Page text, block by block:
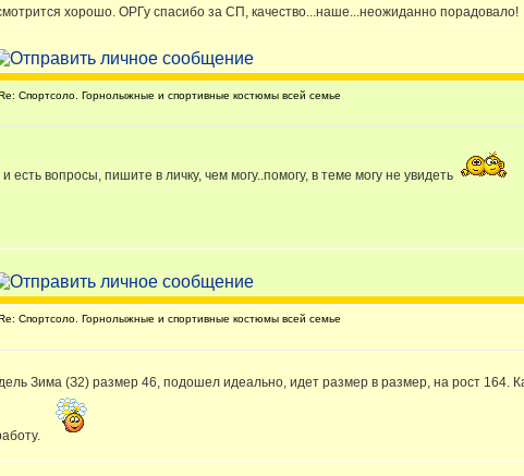
хорошо. ОРГу спасибо за СП, качество...наше...неожиданно порадовало!
Спортсоло. Горнолыжные и спортивные костюмы всей семье
вопросы, пишите в личку, чем могу..помогу, в теме могу не увидеть
Спортсоло. Горнолыжные и спортивные костюмы всей семье
Зима (З2) размер 46, подошел идеально, идет размер в размер, на рост 164.